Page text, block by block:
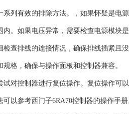
系列有效的排除方法。，如果怀疑是电
内。如果电压异常，需要检查电源模块
检查排线的连接情况，确保排线插紧且
格，确保与操作面板和控制器兼容。
试对控制器进行复位操作。复位操作可
以参考西门子6RA70控制器的操作手